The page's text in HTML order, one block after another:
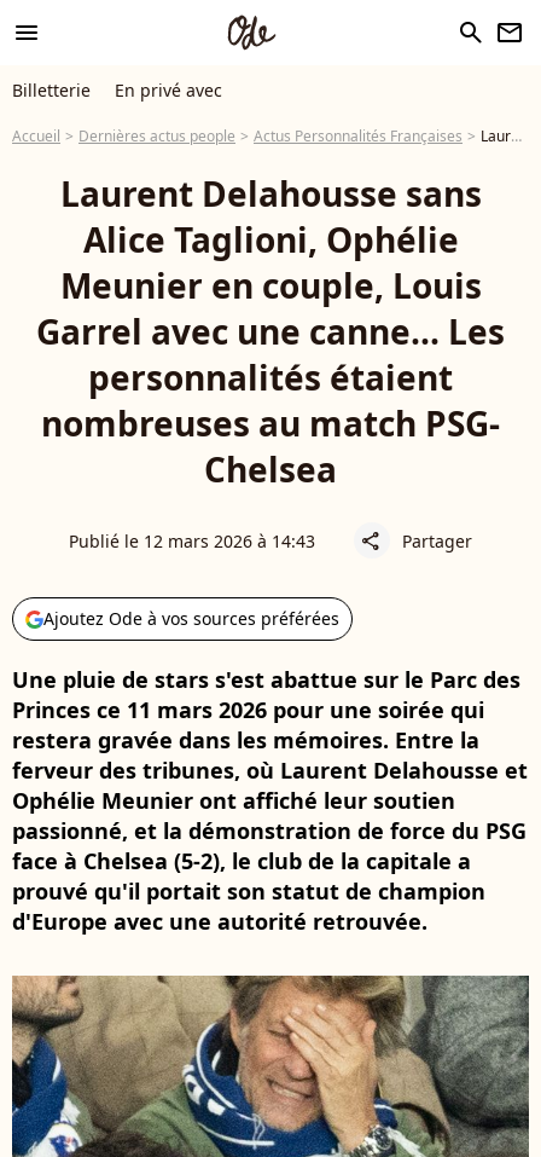
menu search newsletter
Billetterie En privé avec
Accueil Dernières actus people Actus Personnalités Françaises Laurent Delahousse sans Alice Taglioni, Ophélie Meunier en couple, Louis Garrel avec une canne... Les personnalités étaient nombreuses au match PSG-Chelsea
Laurent Delahousse sans
Alice Taglioni, Ophélie
Meunier en couple, Louis
Garrel avec une canne... Les
personnalités étaient
nombreuses au match PSG-
Chelsea
Publié le 12 mars 2026 à 14:43 share Partager
Ajoutez Ode à vos sources préférées
Une pluie de stars s'est abattue sur le Parc des
Princes ce 11 mars 2026 pour une soirée qui
restera gravée dans les mémoires. Entre la
ferveur des tribunes, où Laurent Delahousse et
Ophélie Meunier ont affiché leur soutien
passionné, et la démonstration de force du PSG
face à Chelsea (5-2), le club de la capitale a
prouvé qu'il portait son statut de champion
d'Europe avec une autorité retrouvée.